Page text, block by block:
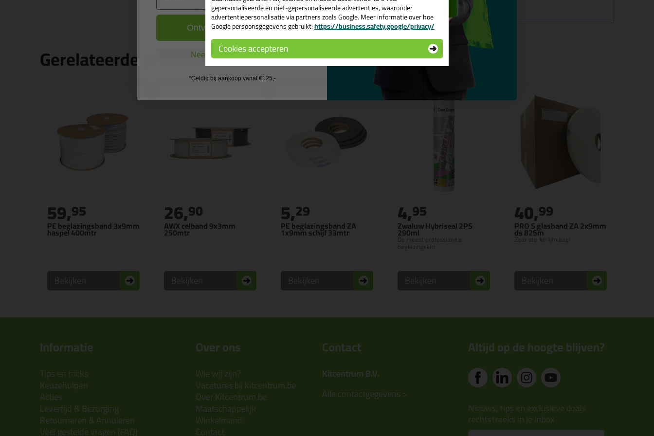
Gerelateerde producten
PE beglazingsband 3x9mm
haspel 400mtr
59,95
AWX celband 9x3mm
250mtr
26,90
PE beglazingsband ZA
1x9mm schijf 33mtr
5,29
Zwaluw Hybriseal 2PS
290ml
De meest professionele
4,95
PRO S glasband ZA 2x9mm
ds 825m
Zeer sterke lijmlaag!
40,99
Informatie
Tips en tricks
Keuzehulpen
Acties
Levertijd & Bezorging
Retourneren & Annuleren
Veel gestelde vragen (FAQ)
Over ons
Wie wij zijn?
Vacatures bij kitcentrum.be
Over Kitcentrum.be
Maatschappelijk
Winkelmand
Contact
Contact
Kitcentrum B.V.
Alle contactgegevens >
Altijd op de hoogte blijven?
Nieuws, tips en exclusieve deals
rechtstreeks in je inbox
gepersonaliseerde en niet-gepersonaliseerde advertenties, waaronder
advertentiepersonalisatie via partners zoals Google. Meer informatie over hoe
Google persoonsgegevens gebruikt:https://business.safety.google/privacy/
Cookies accepteren
Ontvang de actiecode ›
Nee, ik wil geen cadeau
*Geldig bij aankoop vanaf €125,-